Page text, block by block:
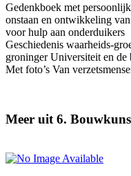
Gedenkboek met
onstaan en ontwikkeling
voor hulp aan onderduikers
Geschiedenis waarheids-
groninger Universiteit en de
Met foto’s Van
Meer uit 6.